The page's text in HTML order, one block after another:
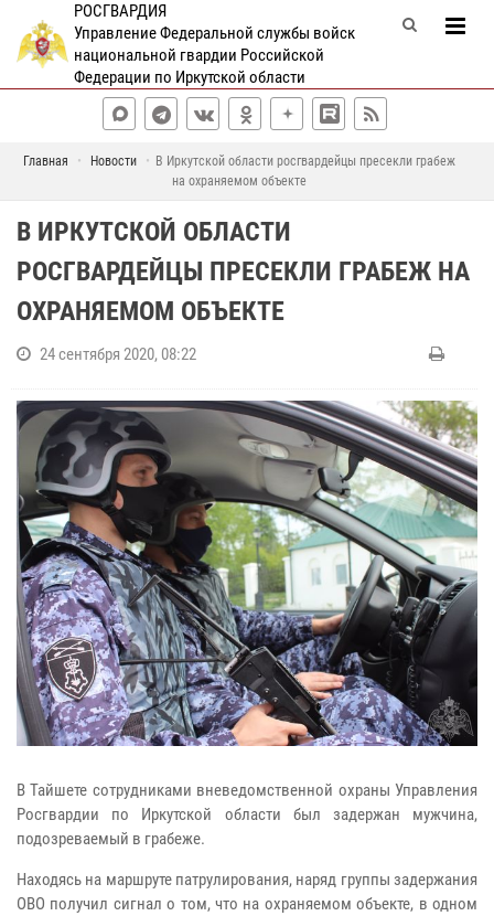
РОСГВАРДИЯ
Управление Федеральной службы войск
национальной гвардии Российской
Федерации по Иркутской области
Главная Новости
В Иркутской области росгвардейцы пресекли грабеж
на охраняемом объекте
В ИРКУТСКОЙ ОБЛАСТИ
РОСГВАРДЕЙЦЫ ПРЕСЕКЛИ ГРАБЕЖ НА
ОХРАНЯЕМОМ ОБЪЕКТЕ
24 сентября 2020, 08:22
В Тайшете сотрудниками вневедомственной охраны Управления
Росгвардии по Иркутской области был задержан мужчина,
подозреваемый в грабеже.
Находясь на маршруте патрулирования, наряд группы задержания
ОВО получил сигнал о том, что на охраняемом объекте, в одном